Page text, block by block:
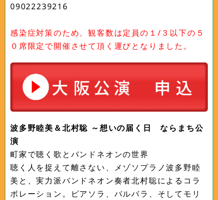
09022239216
感染症対策のため、観客数は定員の１/３以下の５
０席限定で開催させて頂く運びとなりました。
波多野睦美＆北村聡 ～想いの届く日 ならまち公
演
町家で聴く歌とバンドネオンの世界
聴く人を捉えて離さない、メゾソプラノ波多野睦
美と、実力派バンドネオン奏者北村聡によるコラ
ボレーション。ピアソラ、バルバラ、そしてモリ